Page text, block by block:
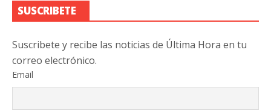
SUSCRIBETE
Suscribete y recibe las noticias de Última Hora en tu
correo electrónico.
Email